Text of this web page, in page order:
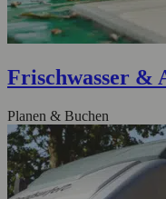
Frischwasser &
Planen & Buchen